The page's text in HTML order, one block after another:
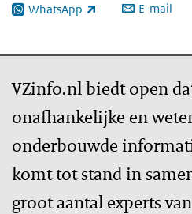
WhatsApp
(externe link) E-mail
VZinfo.nl biedt open
onafhankelijke en
onderbouwde
komt tot stand in
groot aantal experts